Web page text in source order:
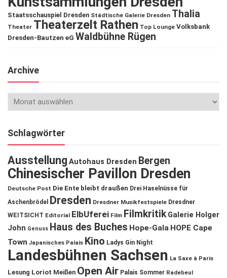
Staatsschauspiel Dresden Städtische Galerie Dresden Thalia
Theater Theaterzelt Rathen Top Lounge Volksbank
Dresden-Bautzen eG Waldbühne Rügen
Archive
Schlagwörter
Ausstellung Autohaus Dresden Bergen
Chinesischer Pavillon Dresden
Deutsche Post Die Ente bleibt draußen Drei Haselnüsse für
Aschenbrödel
Dresden Dresdner Musikfestspiele Dresdner
WEITSICHT Editorial ElbUferei Film Filmkritik Galerie Holger
John Genuss Haus des Buches Hope-Gala HOPE Cape
Town Japanisches Palais Kino Ladys Gin Night
Landesbühnen Sachsen La Saxe à Paris
Lesung Loriot Meißen Open Air Palais Sommer Radebeul